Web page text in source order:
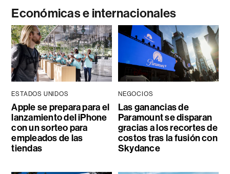
Económicas e internacionales
ESTADOS UNIDOS
Apple se prepara para el
lanzamiento del iPhone
con un sorteo para
empleados de las
tiendas
NEGOCIOS
Las ganancias de
Paramount se disparan
gracias a los recortes de
costos tras la fusión con
Skydance